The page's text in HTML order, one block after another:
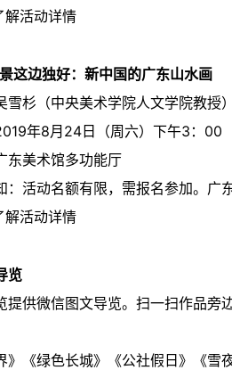
解活动详情
这边独好：新中国的广东山水画
雪杉（中央美术学院人文学院教授）
年8月24日（周六）下午3：00
东美术馆多功能厅
：活动名额有限，需报名参加。广
解活动详情
览
提供微信图文导览。扫一扫作品旁
》《绿色长城》《公社假日》《